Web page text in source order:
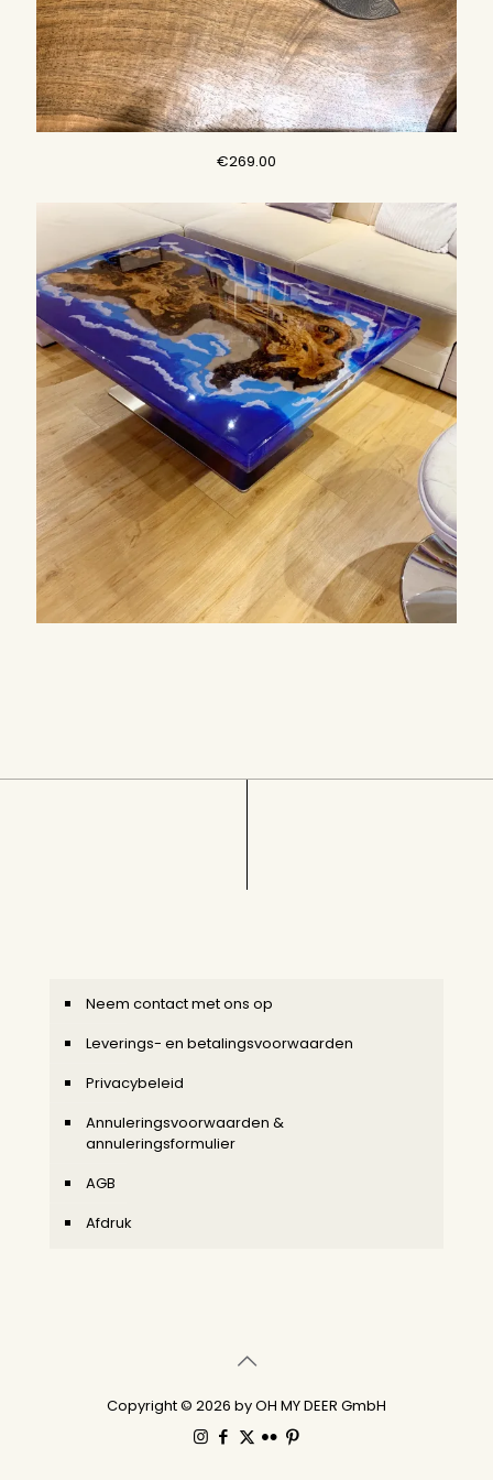
€269.00
Neem contact met ons op
Leverings- en betalingsvoorwaarden
Privacybeleid
Annuleringsvoorwaarden &
annuleringsformulier
AGB
Afdruk
Copyright © 2026 by OH MY DEER GmbH